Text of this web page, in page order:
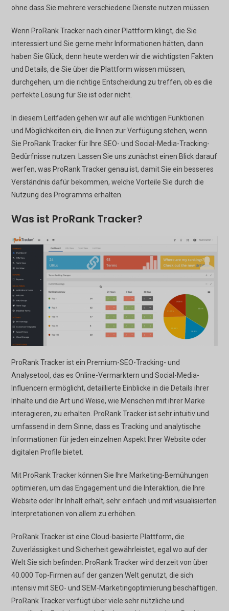
ohne dass Sie mehrere verschiedene Dienste nutzen müssen.
Wenn ProRank Tracker nach einer Plattform klingt, die Sie
interessiert und Sie gerne mehr Informationen hätten, dann
haben Sie Glück, denn heute werden wir die wichtigsten Fakten
und Details, die Sie über die Plattform wissen müssen,
durchgehen, um die richtige Entscheidung zu treffen, ob es die
perfekte Lösung für Sie ist oder nicht.
In diesem Leitfaden gehen wir auf alle wichtigen Funktionen
und Möglichkeiten ein, die Ihnen zur Verfügung stehen, wenn
Sie ProRank Tracker für Ihre SEO- und Social-Media-Tracking-
Bedürfnisse nutzen. Lassen Sie uns zunächst einen Blick darauf
werfen, was ProRank Tracker genau ist, damit Sie ein besseres
Verständnis dafür bekommen, welche Vorteile Sie durch die
Nutzung des Programms erhalten.
Was ist ProRank Tracker?
ProRank Tracker ist ein Premium-SEO-Tracking- und
Analysetool, das es Online-Vermarktern und Social-Media-
Influencern ermöglicht, detaillierte Einblicke in die Details ihrer
Inhalte und die Art und Weise, wie Menschen mit ihrer Marke
interagieren, zu erhalten. ProRank Tracker ist sehr intuitiv und
umfassend in dem Sinne, dass es Tracking und analytische
Informationen für jeden einzelnen Aspekt Ihrer Website oder
digitalen Profile bietet.
Mit ProRank Tracker können Sie Ihre Marketing-Bemühungen
optimieren, um das Engagement und die Interaktion, die Ihre
Website oder Ihr Inhalt erhält, sehr einfach und mit visualisierten
Interpretationen von allem zu erhöhen.
ProRank Tracker ist eine Cloud-basierte Plattform, die
Zuverlässigkeit und Sicherheit gewährleistet, egal wo auf der
Welt Sie sich befinden. ProRank Tracker wird derzeit von über
40.000 Top-Firmen auf der ganzen Welt genutzt, die sich
intensiv mit SEO- und SEM-Marketingoptimierung beschäftigen.
ProRank Tracker verfügt über viele sehr nützliche und